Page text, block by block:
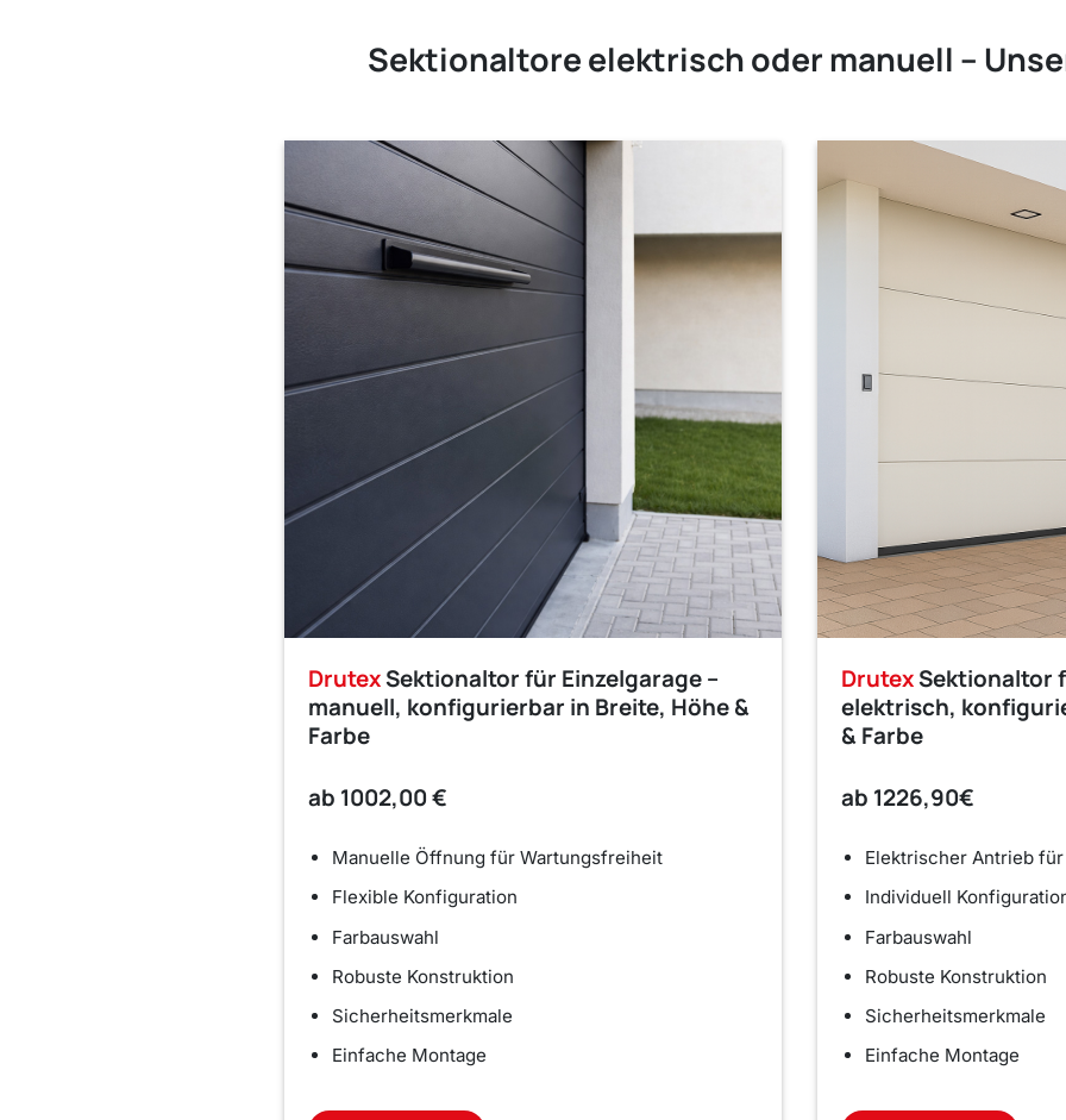
Sektionaltore elektrisch oder manuell –
DrutexSektionaltor für Einzelgarage –
manuell, konfigurierbar in Breite, Höhe &
Farbe
ab 1002,00 €
Manuelle Öffnung für Wartungsfreiheit
Flexible Konfiguration
Farbauswahl
Robuste Konstruktion
Sicherheitsmerkmale
Einfache Montage
DrutexSektionaltor
elektrisch,
& Farbe
ab 1226,90€
Elektrischer Antrieb
Individuell
Farbauswahl
Robuste Konstruktion
Sicherheitsmerkmale
Einfache Montage